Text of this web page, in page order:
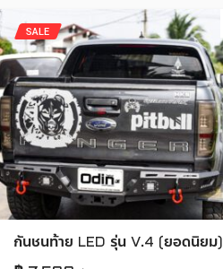
SALE
กันชนท้าย LED รุ่น V.4 (ยอดนิยม)